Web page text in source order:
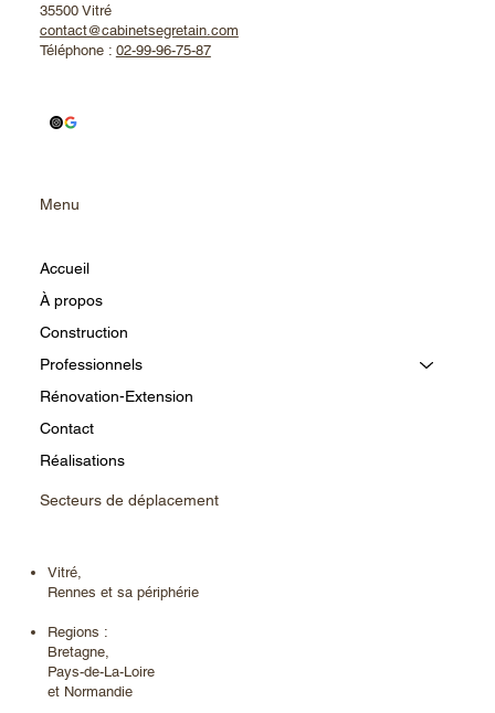
Construction d'un entrepôt de
stockage à Vitré (35)
Secteurs de déplacement
Vitré,
Rennes et sa périphérie
Regions :
Bretagne,
Pays-de-La-Loire
et Normandie
Accueil
À propos
Construction
Professionnels
Rénovation-Extension
Contact
Réalisations
Menu
35500 Vitré
contact@cabinetsegretain.com
Téléphone : 02-99-96-75-87